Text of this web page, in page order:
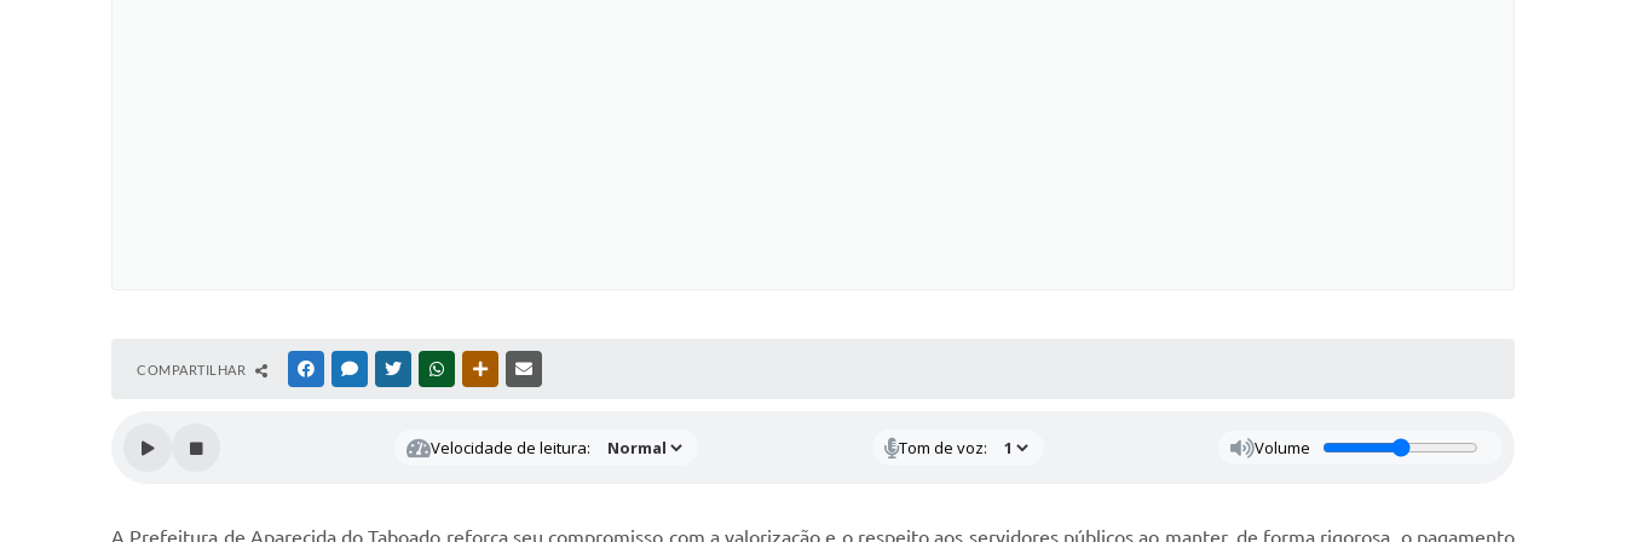
COMPARTILHAR FACEBOOKMESSENGER
TWITTERWHATSAPPOUTRAS MÍDIAS
Velocidade de leitura: Tom de voz: Volume
A Prefeitura de Aparecida do Taboado reforça seu compromisso com a valorização e o respeito aos servidores públicos ao manter, de forma rigorosa, o pagamento